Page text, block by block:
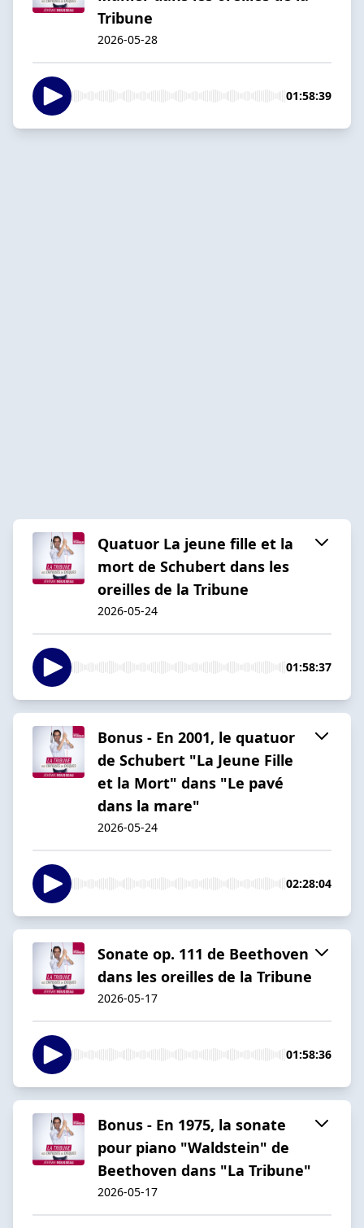
Tribune
2026-05-28
01:58:39
Quatuor La jeune fille et la
mort de Schubert dans les
oreilles de la Tribune
2026-05-24
01:58:37
Bonus - En 2001, le quatuor
de Schubert "La Jeune Fille
et la Mort" dans "Le pavé
dans la mare"
2026-05-24
02:28:04
Sonate op. 111 de Beethoven
dans les oreilles de la Tribune
2026-05-17
01:58:36
Bonus - En 1975, la sonate
pour piano "Waldstein" de
Beethoven dans "La Tribune"
2026-05-17